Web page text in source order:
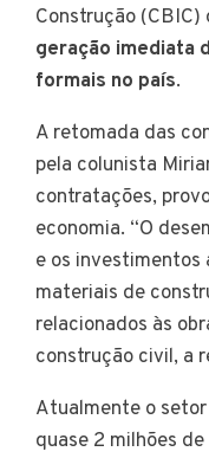
Construção (CBIC)
geração imediata
formais no país.
A retomada das
pela colunista
contratações,
economia. “O
e os investimentos
materiais de
relacionados às
construção civil, a
Atualmente o
quase 2 milhões